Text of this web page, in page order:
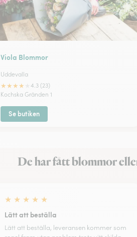
Viola Blommor
Uddevalla
★★★★
4.3 (23)
Kochska Gränden 1
Se butiken
De har fått blommor
★ ★ ★ ★ ★
Lätt att beställa
Lätt att beställa, leveransen kommer som